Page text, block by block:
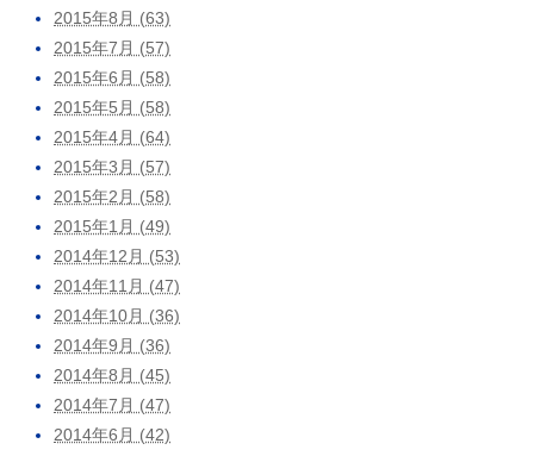
2015年8月 (63)
2015年7月 (57)
2015年6月 (58)
2015年5月 (58)
2015年4月 (64)
2015年3月 (57)
2015年2月 (58)
2015年1月 (49)
2014年12月 (53)
2014年11月 (47)
2014年10月 (36)
2014年9月 (36)
2014年8月 (45)
2014年7月 (47)
2014年6月 (42)